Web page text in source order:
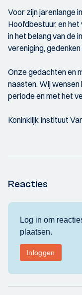
Voor zijn jarenlange
Hoofdbestuur, en
in het belang van de
vereniging,
Onze gedachten en
naasten. Wij
periode en met het
Koninklijk Instituut
Reacties